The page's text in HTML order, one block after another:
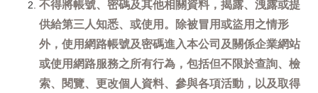
不得將帳號、密碼及其他相關資料，揭露、洩露或提
供給第三人知悉、或使用。除被冒用或盜用之情形
外，使用網路帳號及密碼進入本公司及關係企業網站
或使用網路服務之所有行為，包括但不限於查詢、檢
索、閱覽、更改個人資料、參與各項活動，以及取得